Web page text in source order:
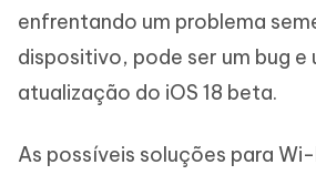
enfrentando um problema
dispositivo, pode ser um bug e
atualização do iOS 18 beta.
As possíveis soluções para